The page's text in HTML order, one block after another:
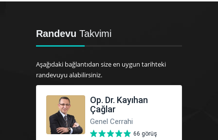
Randevu Takvimi
Aşağıdaki bağlantıdan size en uygun tarihteki
randevuyu alabilirsiniz.